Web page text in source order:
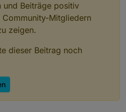
und Beiträge positiv
Mitgliedern
zeigen.
dieser Beitrag noch